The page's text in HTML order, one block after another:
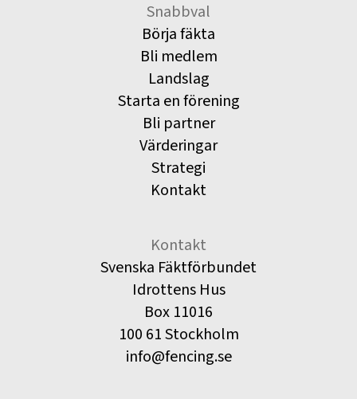
Snabbval
Börja fäkta
Bli medlem
Landslag
Starta en förening
Bli partner
Värderingar
Strategi
Kontakt
Kontakt
Svenska Fäktförbundet
Idrottens Hus
Box 11016
100 61 Stockholm
info@fencing.se